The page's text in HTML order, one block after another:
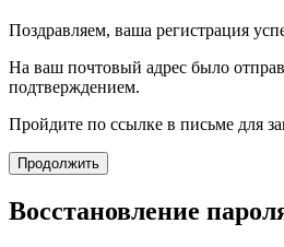
Поздравляем, ваша регистрация
На ваш почтовый адрес было
подтверждением.
Пройдите по ссылке в письме для
Продолжить
Восстановление